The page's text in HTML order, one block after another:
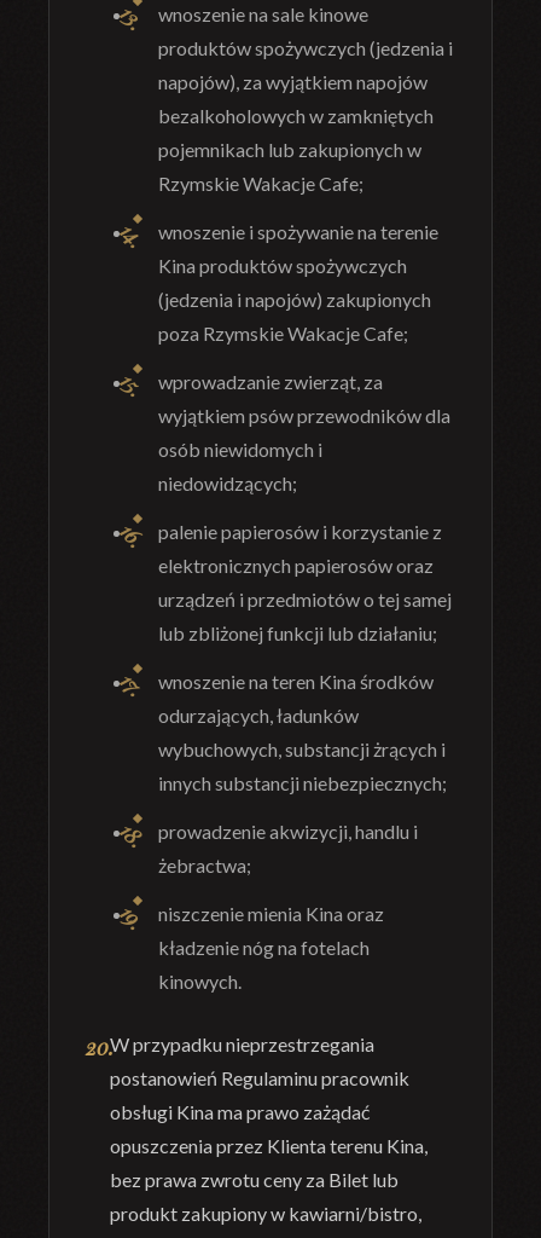
wnoszenie na sale kinowe
produktów spożywczych (jedzenia i
napojów), za wyjątkiem napojów
bezalkoholowych w zamkniętych
pojemnikach lub zakupionych w
Rzymskie Wakacje Cafe;
wnoszenie i spożywanie na terenie
Kina produktów spożywczych
(jedzenia i napojów) zakupionych
poza Rzymskie Wakacje Cafe;
wprowadzanie zwierząt, za
wyjątkiem psów przewodników dla
osób niewidomych i
niedowidzących;
palenie papierosów i korzystanie z
elektronicznych papierosów oraz
urządzeń i przedmiotów o tej samej
lub zbliżonej funkcji lub działaniu;
wnoszenie na teren Kina środków
odurzających, ładunków
wybuchowych, substancji żrących i
innych substancji niebezpiecznych;
prowadzenie akwizycji, handlu i
żebractwa;
niszczenie mienia Kina oraz
kładzenie nóg na fotelach
kinowych.
W przypadku nieprzestrzegania
postanowień Regulaminu pracownik
obsługi Kina ma prawo zażądać
opuszczenia przez Klienta terenu Kina,
bez prawa zwrotu ceny za Bilet lub
produkt zakupiony w kawiarni/bistro,